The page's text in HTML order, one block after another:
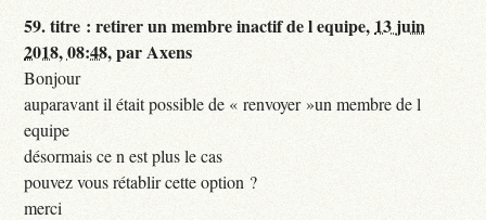
59.titre : retirer un membre inactif de l equipe, 13 juin
2018, 08:48,parAxens
Bonjour
auparavant il était possible de « renvoyer »un membre de l
equipe
désormais ce n est plus le cas
pouvez vous rétablir cette option ?
merci